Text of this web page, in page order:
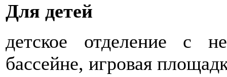
Для детей
детское отделение с
бассейне, игровая